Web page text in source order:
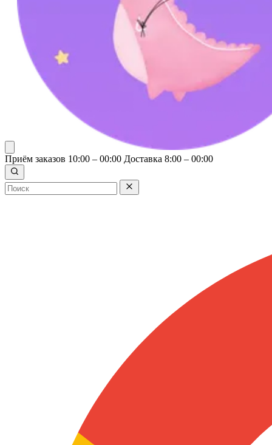
Приём заказов 10:00 – 00:00 Доставка 8:00 – 00:00